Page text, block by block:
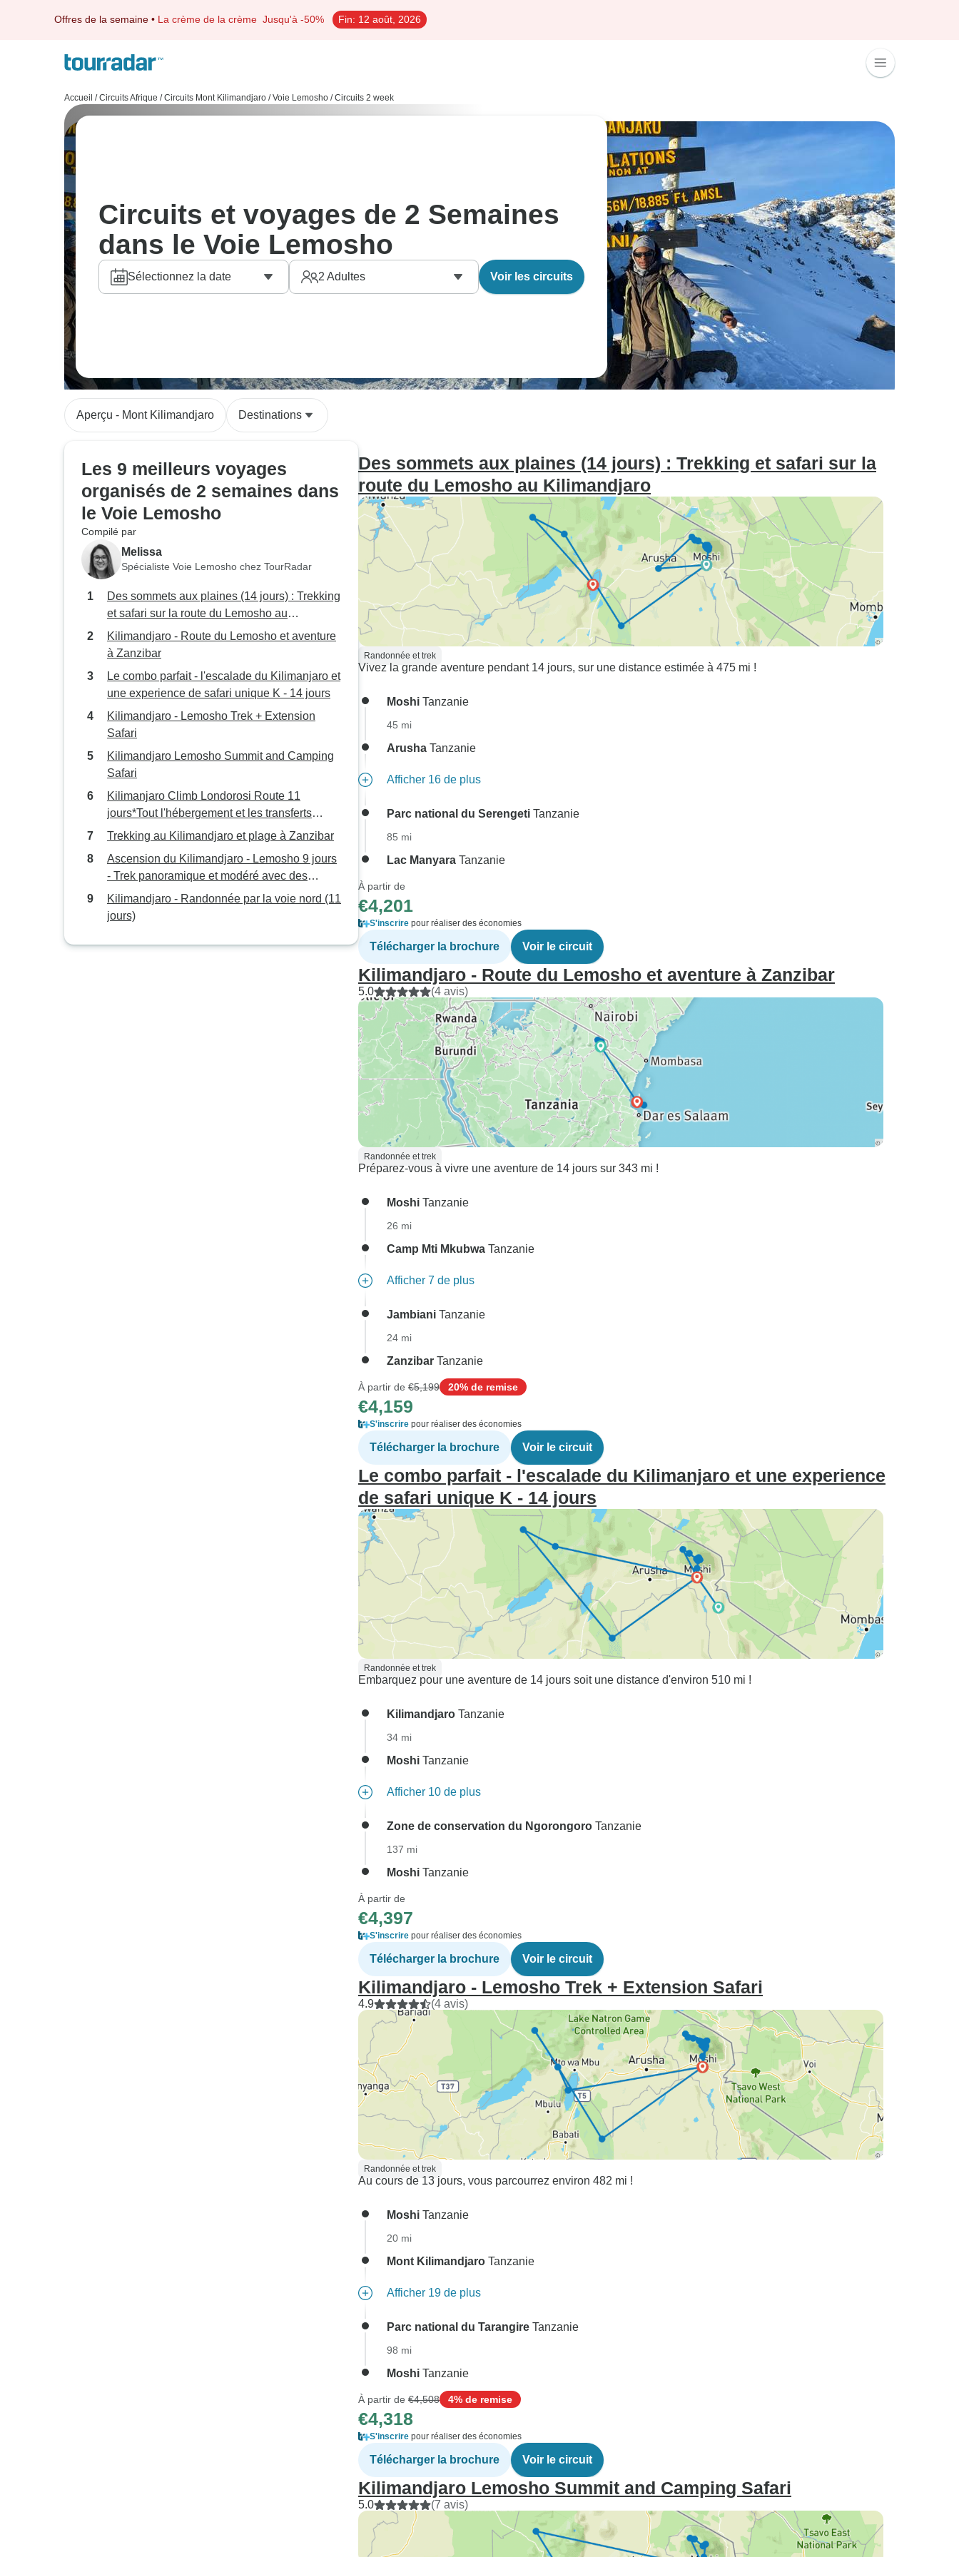
Offres de la semaine • La crème de la crème Jusqu'à -50% Fin: 12 août, 2026
Accueil / Circuits Afrique / Circuits Mont Kilimandjaro / Voie Lemosho / Circuits 2 week
Circuits et voyages de 2 Semaines
dans le Voie Lemosho
Sélectionnez la date 2 Adultes Voir les circuits
Aperçu - Mont Kilimandjaro Destinations
Les 9 meilleurs voyages
organisés de 2 semaines dans
le Voie Lemosho
Compilé par
Melissa
Spécialiste Voie Lemosho chez TourRadar
Des sommets aux plaines (14 jours) : Trekking
et safari sur la route du Lemosho au
Kilimandjaro
Kilimandjaro - Route du Lemosho et aventure
à Zanzibar
Le combo parfait - l'escalade du Kilimanjaro et
une experience de safari unique K - 14 jours
Kilimandjaro - Lemosho Trek + Extension
Safari
Kilimandjaro Lemosho Summit and Camping
Safari
Kilimanjaro Climb Londorosi Route 11
jours*Tout l'hébergement et les transferts
aéroport inclus*.
Trekking au Kilimandjaro et plage à Zanzibar
Ascension du Kilimandjaro - Lemosho 9 jours
- Trek panoramique et modéré avec des
guides experts
Kilimandjaro - Randonnée par la voie nord (11
jours)
Des sommets aux plaines (14 jours) : Trekking et safari sur la
route du Lemosho au Kilimandjaro
Randonnée et trek
Vivez la grande aventure pendant 14 jours, sur une distance estimée à 475 mi !
Moshi Tanzanie
45 mi
Arusha Tanzanie
Afficher 16 de plus
Parc national du Serengeti Tanzanie
85 mi
Lac Manyara Tanzanie
À partir de
€4,201
S'inscrire pour réaliser des économies
Télécharger la brochure Voir le circuit
Kilimandjaro - Route du Lemosho et aventure à Zanzibar
5.0 (4 avis)
Randonnée et trek
Préparez-vous à vivre une aventure de 14 jours sur 343 mi !
Moshi Tanzanie
26 mi
Camp Mti Mkubwa Tanzanie
Afficher 7 de plus
Jambiani Tanzanie
24 mi
Zanzibar Tanzanie
À partir de €5,199 20% de remise
€4,159
S'inscrire pour réaliser des économies
Télécharger la brochure Voir le circuit
Le combo parfait - l'escalade du Kilimanjaro et une experience
de safari unique K - 14 jours
Randonnée et trek
Embarquez pour une aventure de 14 jours soit une distance d'environ 510 mi !
Kilimandjaro Tanzanie
34 mi
Moshi Tanzanie
Afficher 10 de plus
Zone de conservation du Ngorongoro Tanzanie
137 mi
Moshi Tanzanie
À partir de
€4,397
S'inscrire pour réaliser des économies
Télécharger la brochure Voir le circuit
Kilimandjaro - Lemosho Trek + Extension Safari
4.9 (4 avis)
Randonnée et trek
Au cours de 13 jours, vous parcourrez environ 482 mi !
Moshi Tanzanie
20 mi
Mont Kilimandjaro Tanzanie
Afficher 19 de plus
Parc national du Tarangire Tanzanie
98 mi
Moshi Tanzanie
À partir de €4,508 4% de remise
€4,318
S'inscrire pour réaliser des économies
Télécharger la brochure Voir le circuit
Kilimandjaro Lemosho Summit and Camping Safari
5.0 (7 avis)